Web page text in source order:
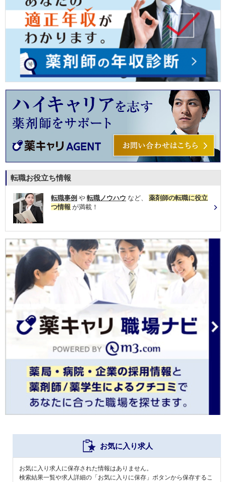
転職お役立ち情報
転職事例 や 転職ノウハウ など、 薬剤師の転職に役立
つ情報 が満載！
お気に入り求人
お気に入り求人に保存された情報はありません。
検索結果一覧や求人詳細の「お気に入りに保存」ボタンから保存するこ